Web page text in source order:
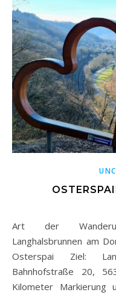
Art der Wanderung: Rundwanderung Start:
Langhalsbrunnen am
Osterspai Ziel:
Bahnhofstraße 20,
Kilometer Markierung